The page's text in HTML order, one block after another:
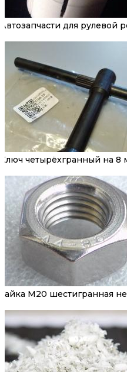
Автозапчасти для рулевой
Ключ четырёхгранный на 8
Гайка М20 шестигранная